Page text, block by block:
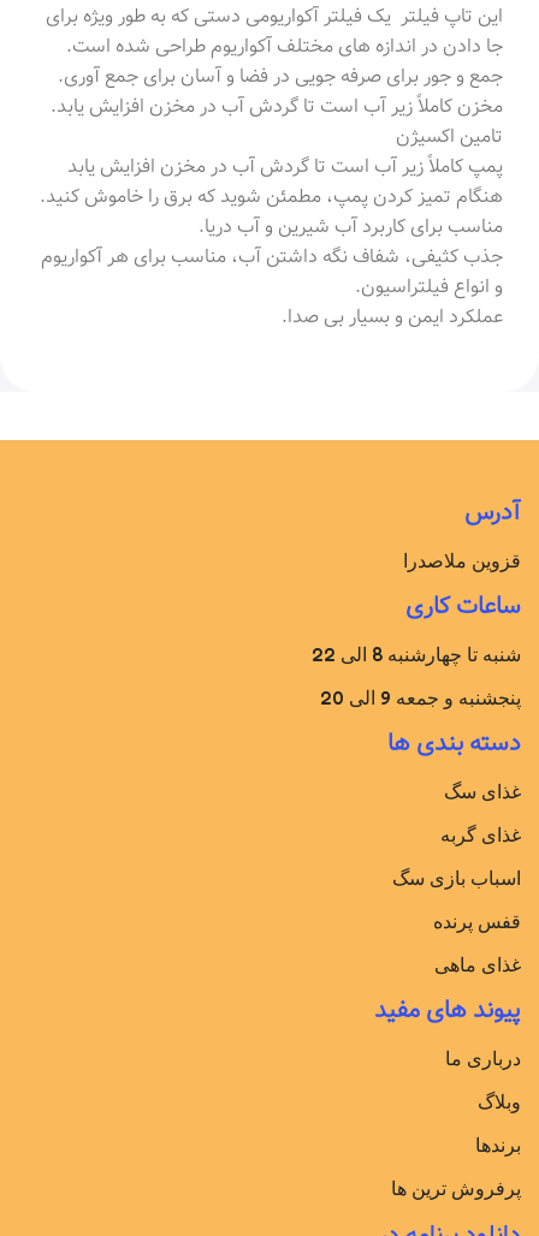
این تاپ فیلتر یک فیلتر آکواریومی دستی که به طور ویژه برای
جا دادن در اندازه های مختلف آکواریوم طراحی شده است.
جمع و جور برای صرفه جویی در فضا و آسان برای جمع آوری.
مخزن کاملاً زیر آب است تا گردش آب در مخزن افزایش یابد.
تامین اکسیژن
پمپ کاملاً زیر آب است تا گردش آب در مخزن افزایش یابد
هنگام تمیز کردن پمپ، مطمئن شوید که برق را خاموش کنید.
مناسب برای کاربرد آب شیرین و آب دریا.
جذب کثیفی، شفاف نگه داشتن آب، مناسب برای هر آکواریوم
و انواع فیلتراسیون.
عملکرد ایمن و بسیار بی صدا.
آدرس
قزوین ملاصدرا
ساعات کاری
شنبه تا چهارشنبه 8 الی 22
پنجشنبه و جمعه 9 الی 20
دسته بندی ها
غذای سگ
غذای گربه
اسباب بازی سگ
قفس پرنده
غذای ماهی
پیوند های مفید
درباری ما
وبلاگ
برندها
پرفروش ترین ها